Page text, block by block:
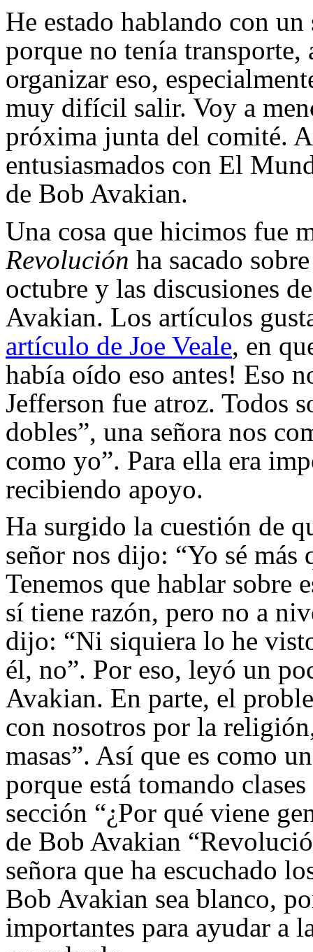
He estado hablando con
porque no tenía
organizar eso,
muy difícil salir. Voy a
próxima junta del comité.
entusiasmados con El
de Bob Avakian.
Una cosa que hicimos fue
Revolución ha sacado
octubre y las discusiones
Avakian. Los artículos
artículo de Joe Veale, en
había oído eso antes! Eso
Jefferson fue atroz. Todos
dobles”, una señora nos
como yo”. Para ella era
recibiendo apoyo.
Ha surgido la cuestión de
señor nos dijo: “Yo sé más
Tenemos que hablar sobre
sí tiene razón, pero no a
dijo: “Ni siquiera lo he
él, no”. Por eso, leyó un
Avakian. En parte, el
con nosotros por la
masas”. Así que es como
porque está tomando
sección “¿Por qué viene
de Bob Avakian
señora que ha escuchado
Bob Avakian sea blanco,
importantes para ayudar a